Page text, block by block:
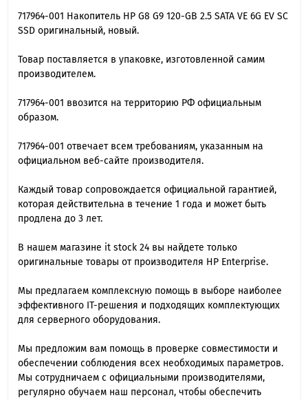
717964-001 Накопитель HP G8 G9 120-GB 2.5 SATA VE 6G EV SC
SSD оригинальный, новый.
Товар поставляется в упаковке, изготовленной самим
производителем.
717964-001 ввозится на территорию РФ официальным
образом.
717964-001 отвечает всем требованиям, указанным на
официальном веб-сайте производителя.
Каждый товар сопровождается официальной гарантией,
которая действительна в течение 1 года и может быть
продлена до 3 лет.
В нашем магазине it stock 24 вы найдете только
оригинальные товары от производителя HP Enterprise.
Мы предлагаем комплексную помощь в выборе наиболее
эффективного IT-решения и подходящих комплектующих
для серверного оборудования.
Мы предложим вам помощь в проверке совместимости и
обеспечении соблюдения всех необходимых параметров.
Мы сотрудничаем с официальными производителями,
регулярно обучаем наш персонал, чтобы обеспечить